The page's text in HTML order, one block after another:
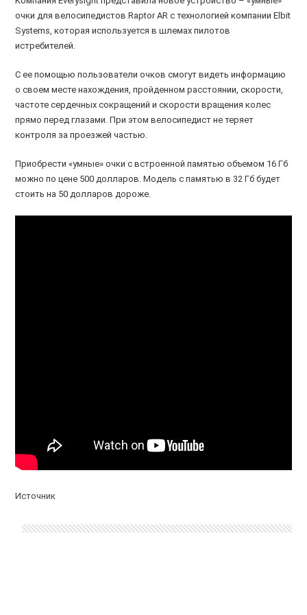
очки для велосипедистов Raptor AR с технологией компании Elbit
Systems, которая используется в шлемах пилотов
истребителей.
С ее помощью пользователи очков смогут видеть информацию
о своем месте нахождения, пройденном расстоянии, скорости,
частоте сердечных сокращений и скорости вращения колес
прямо перед глазами. При этом велосипедист не теряет
контроля за проезжей частью.
Приобрести «умные» очки с встроенной памятью объемом 16 Гб
можно по цене 500 долларов. Модель с памятью в 32 Гб будет
стоить на 50 долларов дороже.
Источник